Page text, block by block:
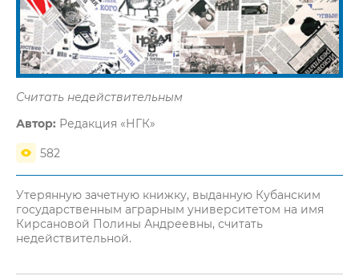
Считать недействительным
Автор: Редакция «НГК»
582
Утерянную зачетную книжку, выданную Кубанским
государственным аграрным университетом на имя
Кирсановой Полины Андреевны, считать
недействительной.